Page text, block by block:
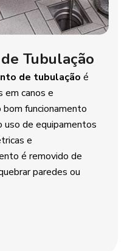
Tubulação
de tubulação é
em canos e
funcionamento
uso de equipamentos
e
é removido de
paredes ou